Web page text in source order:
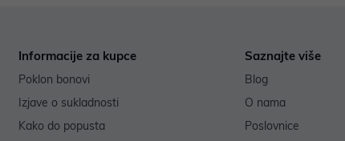
Informacije za kupce
Poklon bonovi
Izjave o sukladnosti
Kako do popusta
Saznajte više
Blog
O nama
Poslovnice